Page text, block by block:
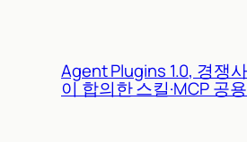
Agent Plugins 1.0, 경쟁
이 합의한 스킬·MCP 공